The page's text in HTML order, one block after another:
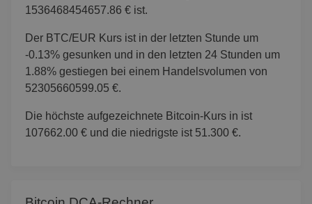
1536468454657.86 € ist.
Der BTC/EUR Kurs ist in der letzten Stunde um
-0.13% gesunken und in den letzten 24 Stunden um
1.88% gestiegen bei einem Handelsvolumen von
52305660599.05 €.
Die höchste aufgezeichnete Bitcoin-Kurs in ist
107662.00 € und die niedrigste ist 51.300 €.